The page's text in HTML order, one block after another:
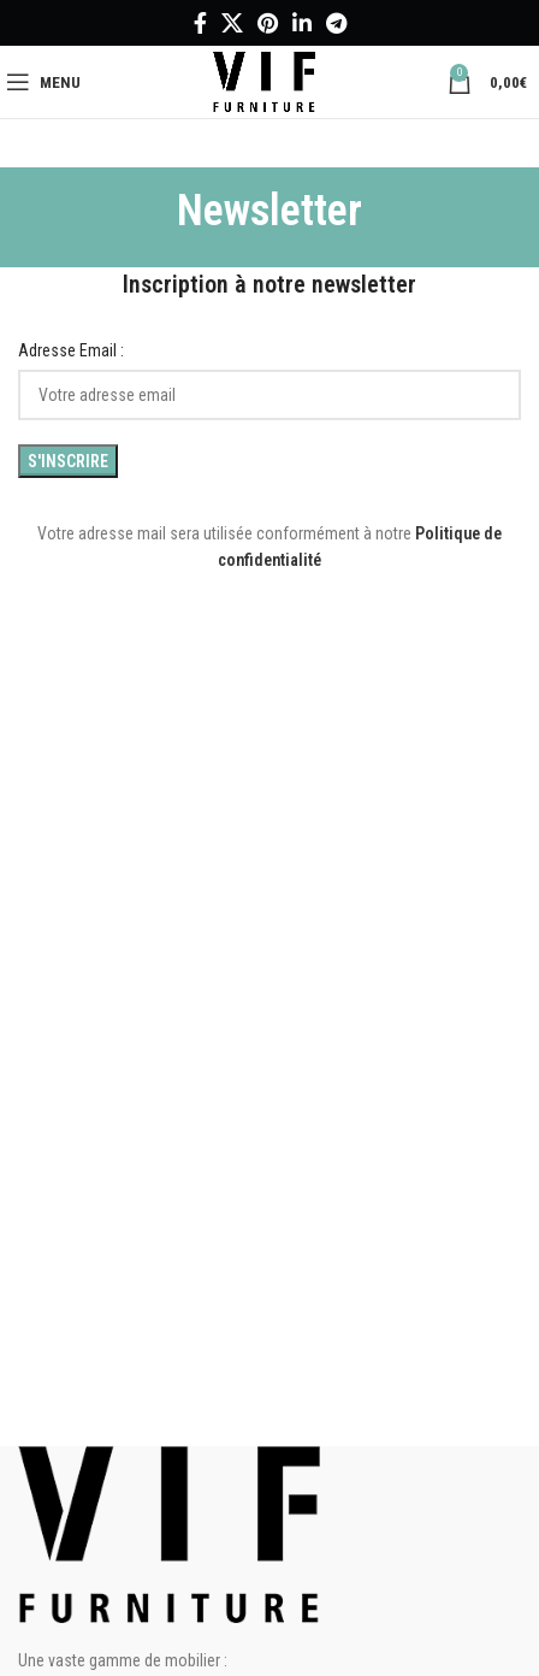
MENU
0
0,00€
Newsletter
Inscription à notre newsletter
Adresse Email :
Votre adresse mail sera utilisée conformément à notre Politique de
confidentialité
Une vaste gamme de mobilier :